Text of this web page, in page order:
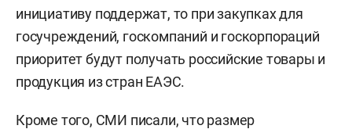
инициативу поддержат, то при закупках для
госучреждений, госкомпаний и госкорпораций
приоритет будут получать российские товары и
продукция из стран ЕАЭС.
Кроме того, СМИ писали, что размер